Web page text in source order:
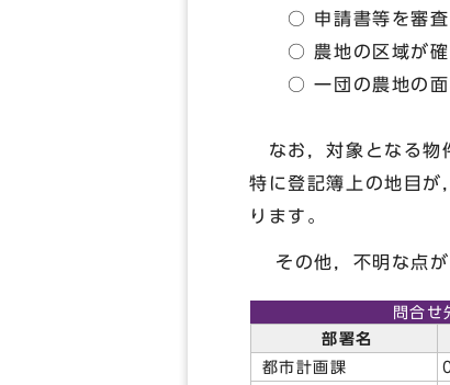
○ 申請書等を審査し
○ 農地の区域が確
○ 一団の農地の面
なお，対象となる物
特に登記簿上の地目が
ります。
その他，不明な点が
問合せ
部署名
都市計画課